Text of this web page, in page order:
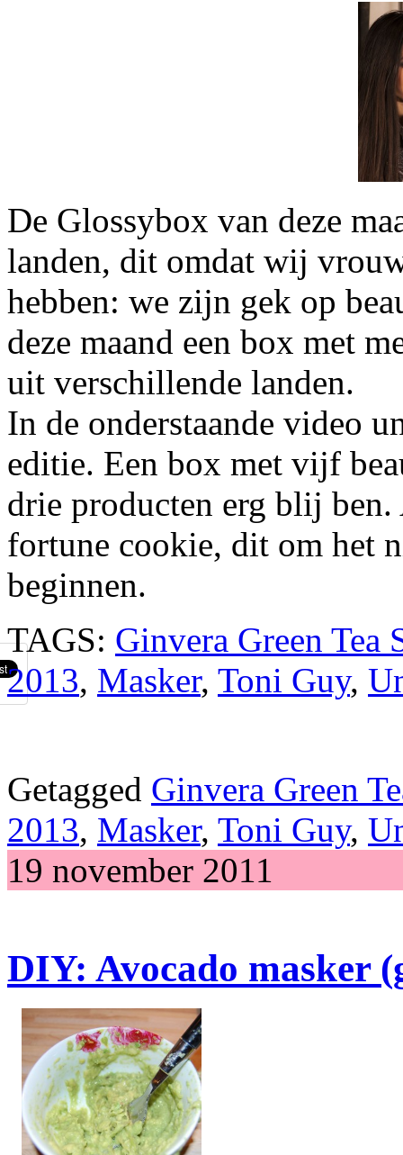
De Glossybox van deze
landen, dit omdat wij
hebben: we zijn gek op
deze maand een box met
uit verschillende landen.
In de onderstaande video
editie. Een box met vijf
drie producten erg blij
fortune cookie, dit om het
beginnen.
TAGS: Ginvera Green Tea
2013, Masker, Toni Guy,
Getagged Ginvera Green
2013, Masker, Toni Guy,
19 november 2011
DIY: Avocado masker